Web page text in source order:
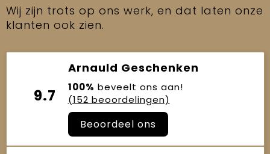
Wij zijn trots op ons werk, en dat laten onze
klanten ook zien.
9.7
Arnauld Geschenken
100% beveelt ons aan!
(152 beoordelingen)
Beoordeel ons